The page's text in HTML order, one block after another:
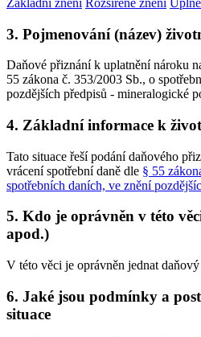
3. Pojmenování (název)
Daňové přiznání k uplatnění nároku
55 zákona č. 353/2003 Sb., o
pozdějších předpisů - mineralogické
4. Základní informace k
Tato situace řeší podání daňového
vrácení spotřební daně dle § 55
spotřebních daních, ve znění
5. Kdo je oprávněn v této
apod.)
V této věci je oprávněn jednat
6. Jaké jsou podmínky a
situace